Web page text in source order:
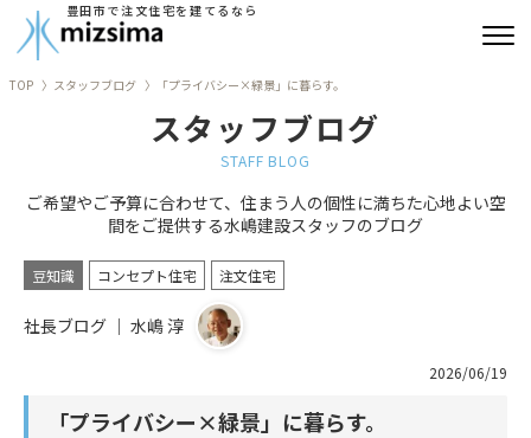
豊田市で注文住宅を建てるなら
リフォーム
古民家再生
建築実績
TOP スタッフブログ 「プライバシー×緑景」に暮らす。
スタッフブログ
STAFF BLOG
ご希望やご予算に合わせて、住まう人の個性に満ちた心地よい空
間をご提供する水嶋建設スタッフのブログ
豆知識 コンセプト住宅 注文住宅
社長ブログ ｜ 水嶋 淳
2026/06/19
「プライバシー×緑景」に暮らす。